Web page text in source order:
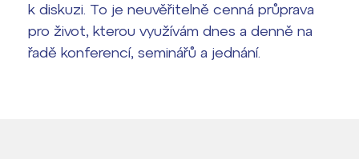
k diskuzi. To je neuvěřitelně cenná průprava
pro život, kterou využívám dnes a denně na
řadě konferencí, seminářů a jednání.